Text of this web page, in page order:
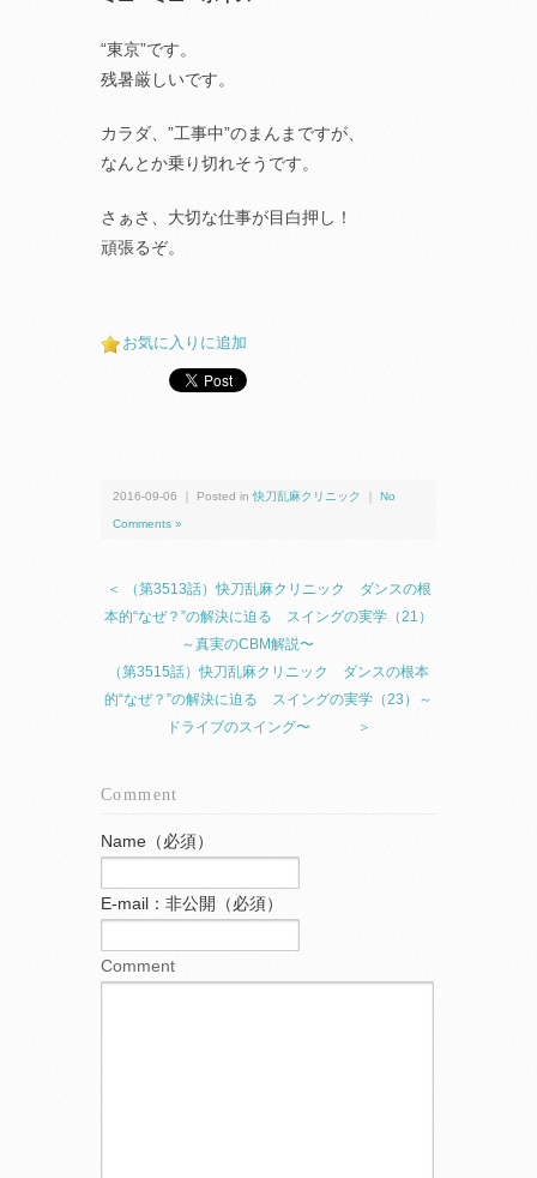
“東京”です。
残暑厳しいです。
カラダ、”工事中”のまんまですが、
なんとか乗り切れそうです。
さぁさ、大切な仕事が目白押し！
頑張るぞ。
お気に入りに追加
2016-09-06 ｜ Posted in 快刀乱麻クリニック No
Comments »
＜ （第3513話）快刀乱麻クリニック ダンスの根
本的“なぜ？”の解決に迫る スイングの実学（21）
～真実のCBM解説〜
（第3515話）快刀乱麻クリニック ダンスの根本
的“なぜ？”の解決に迫る スイングの実学（23）～
ドライブのスイング〜 ＞
Comment
Name（必須）
E-mail：非公開（必須）
Comment